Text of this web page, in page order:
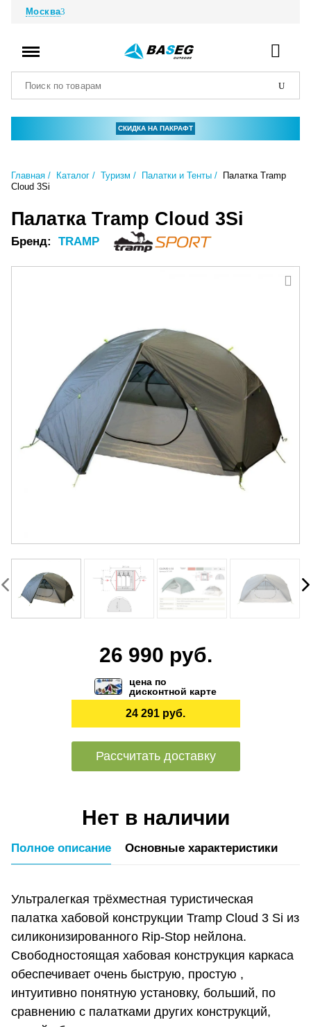
Москва
СКИДКА НА ПАКРАФТ
Главная Каталог Туризм Палатки и Тенты
Палатка Tramp
Cloud 3Si
Палатка Tramp Cloud 3Si
Бренд: TRAMP
26 990 руб.
цена по
дисконтной карте
24 291 руб.
Рассчитать доставку
Нет в наличии
Полное описание Основные характеристики
Ультралегкая трёхместная туристическая
палатка хабовой конструкции Tramp Cloud 3 Si из
силиконизированного Rip-Stop нейлона.
Свободностоящая хабовая конструкция каркаса
обеспечивает очень быструю, простую ,
интуитивно понятную установку, больший, по
сравнению с палатками других конструкций,